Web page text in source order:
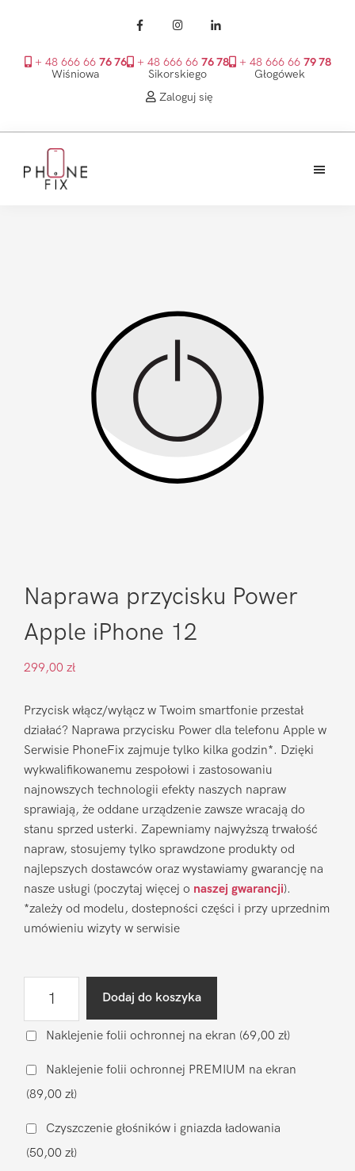
+ 48 666 66 76 76
Wiśniowa
+ 48 666 66 76 78
Sikorskiego
+ 48 666 66 79 78
Głogówek
Zaloguj się
głównego
Naprawa przycisku Power
Apple iPhone 12
299,00 zł
Przycisk włącz/wyłącz w Twoim smartfonie przestał
działać? Naprawa przycisku Power dla telefonu Apple w
Serwisie PhoneFix zajmuje tylko kilka godzin*. Dzięki
wykwalifikowanemu zespołowi i zastosowaniu
najnowszych technologii efekty naszych napraw
sprawiają, że oddane urządzenie zawsze wracają do
stanu sprzed usterki. Zapewniamy najwyższą trwałość
napraw, stosujemy tylko sprawdzone produkty od
najlepszych dostawców oraz wystawiamy gwarancję na
nasze usługi (poczytaj więcej o naszej gwarancji).
*zależy od modelu, dostepności części i przy uprzednim
umówieniu wizyty w serwisie
przycisku
Apple
iPhone
12
Dodaj do koszyka
Naklejenie folii ochronnej na ekran (69,00 zł)
Naklejenie folii ochronnej PREMIUM na ekran
(89,00 zł)
Czyszczenie głośników i gniazda ładowania
(50,00 zł)